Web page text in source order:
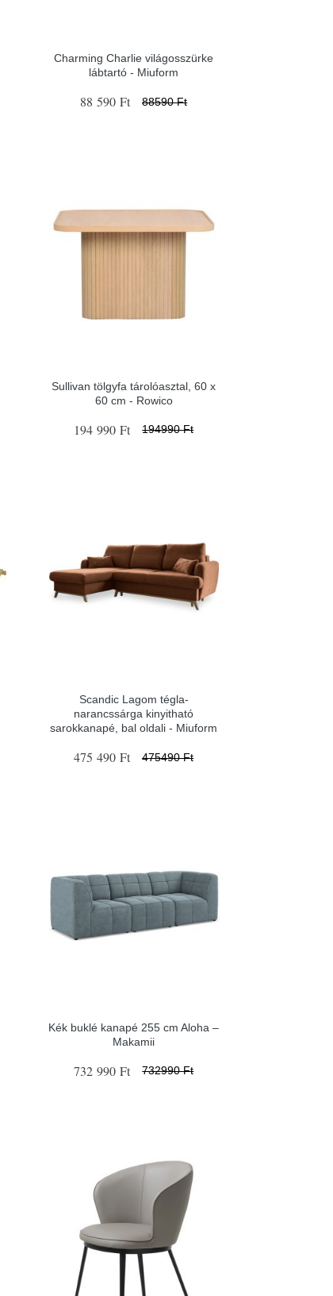
Charming Charlie világosszürke
lábtartó - Miuform
88 590 Ft 88590 Ft
Sullivan tölgyfa tárolóasztal, 60 x
60 cm - Rowico
194 990 Ft 194990 Ft
Scandic Lagom tégla-
narancssárga kinyitható
sarokkanapé, bal oldali - Miuform
475 490 Ft 475490 Ft
Kék buklé kanapé 255 cm Aloha –
Makamii
732 990 Ft 732990 Ft